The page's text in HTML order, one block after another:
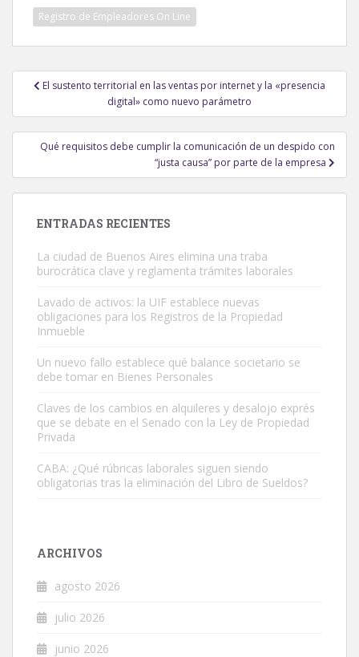
Registro de Empleadores On Line
Navegación
entradas
El sustento territorial en las ventas por internet y la «presencia
digital» como nuevo parámetro
Qué requisitos debe cumplir la comunicación de un despido con
“justa causa” por parte de la empresa
ENTRADAS RECIENTES
La ciudad de Buenos Aires elimina una traba
burocrática clave y reglamenta trámites laborales
Lavado de activos: la UIF establece nuevas
obligaciones para los Registros de la Propiedad
Inmueble
Un nuevo fallo establece qué balance societario se
debe tomar en Bienes Personales
Claves de los cambios en alquileres y desalojo exprés
que se debate en el Senado con la Ley de Propiedad
Privada
CABA: ¿Qué rúbricas laborales siguen siendo
obligatorias tras la eliminación del Libro de Sueldos?
ARCHIVOS
agosto 2026
julio 2026
junio 2026